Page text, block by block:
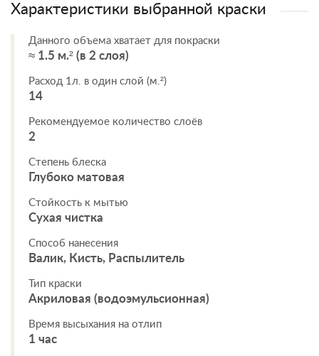
Характеристики выбранной краски
Данного объема хватает для покраски
≈ 1.5 м.² (в 2 слоя)
Расход 1л. в один слой (м.²)
14
Рекомендуемое количество слоёв
2
Степень блеска
Глубоко матовая
Стойкость к мытью
Сухая чистка
Способ нанесения
Валик, Кисть, Распылитель
Тип краски
Акриловая (водоэмульсионная)
Время высыхания на отлип
1 час